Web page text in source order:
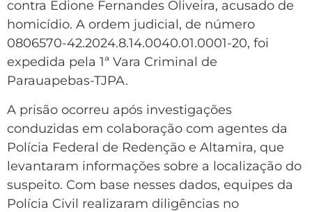
contra Edione Fernandes Oliveira, acusado de
homicídio. A ordem judicial, de número
0806570-42.2024.8.14.0040.01.0001-20, foi
expedida pela 1ª Vara Criminal de
Parauapebas-TJPA.
A prisão ocorreu após investigações
conduzidas em colaboração com agentes da
Polícia Federal de Redenção e Altamira, que
levantaram informações sobre a localização do
suspeito. Com base nesses dados, equipes da
Polícia Civil realizaram diligências no